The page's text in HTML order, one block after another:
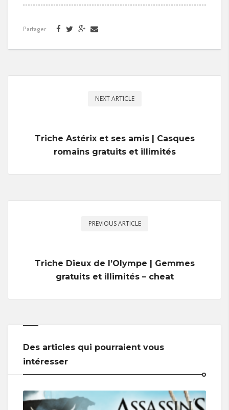
Partager
NEXT ARTICLE
Triche Astérix et ses amis | Casques
romains gratuits et illimités
PREVIOUS ARTICLE
Triche Dieux de l’Olympe | Gemmes
gratuits et illimités – cheat
Des articles qui pourraient vous
intéresser